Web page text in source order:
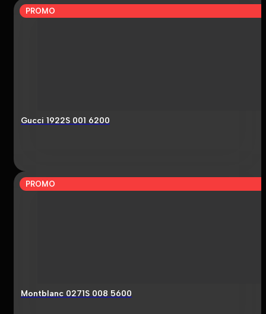
PROMO
Gucci 1922S 001 6200
PROMO
Montblanc 0271S 008 5600